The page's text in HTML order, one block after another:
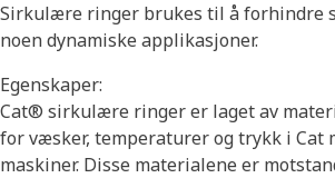
Sirkulære ringer brukes til å forhindre
noen dynamiske applikasjoner.
Egenskaper:
Cat® sirkulære ringer er laget av materialer som er egnet
for væsker, temperaturer og trykk i Cat
maskiner. Disse materialene er